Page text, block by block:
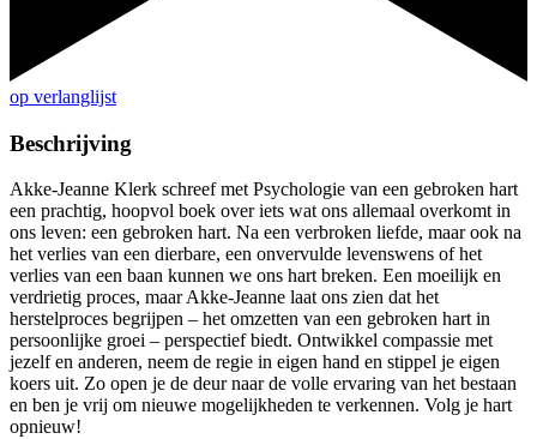
op verlanglijst
Beschrijving
Akke-Jeanne Klerk schreef met Psychologie van een gebroken hart
een prachtig, hoopvol boek over iets wat ons allemaal overkomt in
ons leven: een gebroken hart. Na een verbroken liefde, maar ook na
het verlies van een dierbare, een onvervulde levenswens of het
verlies van een baan kunnen we ons hart breken. Een moeilijk en
verdrietig proces, maar Akke-Jeanne laat ons zien dat het
herstelproces begrijpen – het omzetten van een gebroken hart in
persoonlijke groei – perspectief biedt. Ontwikkel compassie met
jezelf en anderen, neem de regie in eigen hand en stippel je eigen
koers uit. Zo open je de deur naar de volle ervaring van het bestaan
en ben je vrij om nieuwe mogelijkheden te verkennen. Volg je hart
opnieuw!